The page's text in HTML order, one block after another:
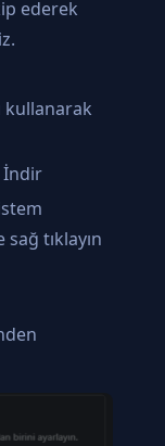
ederek
kullanarak
İndir
tıklayın